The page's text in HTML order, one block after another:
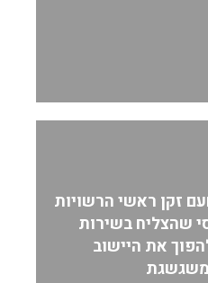
זקן ראשי הרשויות
שהצליח בשירות
את היישוב